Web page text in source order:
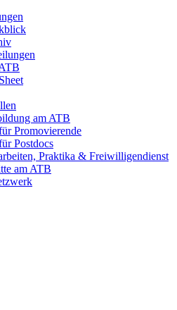
am ATB
Promovierende
Postdocs
Praktika & Freiwilligendienst
am ATB